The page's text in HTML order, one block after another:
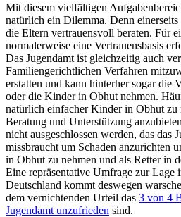
Mit diesem vielfältigen
natürlich ein Dilemma. Denn
die Eltern vertrauensvoll beraten. Für
normalerweise eine Vertrauensbasis
Das Jugendamt ist gleichzeitig auch
Familiengerichtlichen Verfahren
erstatten und kann hinterher sogar die
oder die Kinder in Obhut nehmen.
natürlich einfacher Kinder in Obhut zu
Beratung und Unterstützung
nicht ausgeschlossen werden, das das
missbraucht um Schaden anzurichten
in Obhut zu nehmen und als Retter in
Eine repräsentative Umfrage zur Lage
Deutschland kommt deswegen
dem vernichtenden Urteil das 3 von 4
Jugendamt unzufrieden sind.